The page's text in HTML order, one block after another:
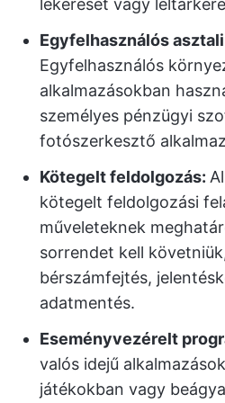
lekérését vagy
Egyfelhasználós
Egyfelhasználós
alkalmazásokban
személyes pénzügyi
fotószerkesztő
Kötegelt feldolgozás:
kötegelt feldolgozási
műveleteknek
sorrendet kell
bérszámfejtés,
adatmentés.
Eseményvezérelt
valós idejű
játékokban vagy